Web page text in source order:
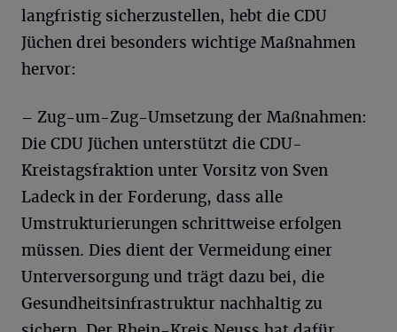
langfristig sicherzustellen, hebt die CDU
Jüchen drei besonders wichtige Maßnahmen
hervor:
– Zug-um-Zug-Umsetzung der Maßnahmen:
Die CDU Jüchen unterstützt die CDU-
Kreistagsfraktion unter Vorsitz von Sven
Ladeck in der Forderung, dass alle
Umstrukturierungen schrittweise erfolgen
müssen. Dies dient der Vermeidung einer
Unterversorgung und trägt dazu bei, die
Gesundheitsinfrastruktur nachhaltig zu